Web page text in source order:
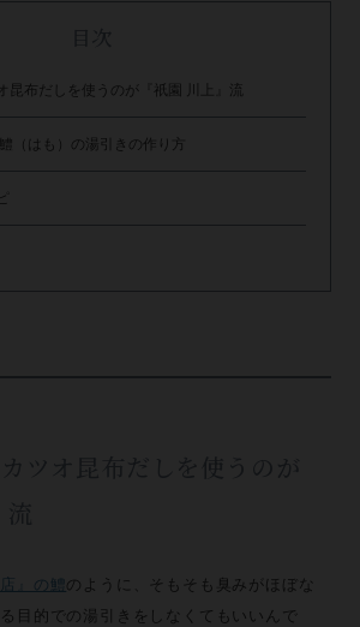
昆布だしを使うのが『祇園 川上』流
（はも）の湯引きの作り方
』の鱧 のように、そもそも臭みがほぼな
目的での湯引きをしなくてもいいんで